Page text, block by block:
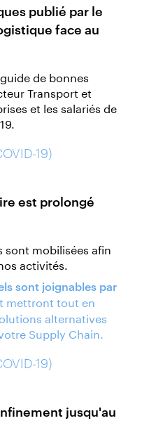
publié par le
face au
de bonnes
Transport et
et les salariés de
19)
est prolongé
mobilisées afin
activités.
sont joignables par
mettront tout en
alternatives
Supply Chain.
19)
jusqu'au